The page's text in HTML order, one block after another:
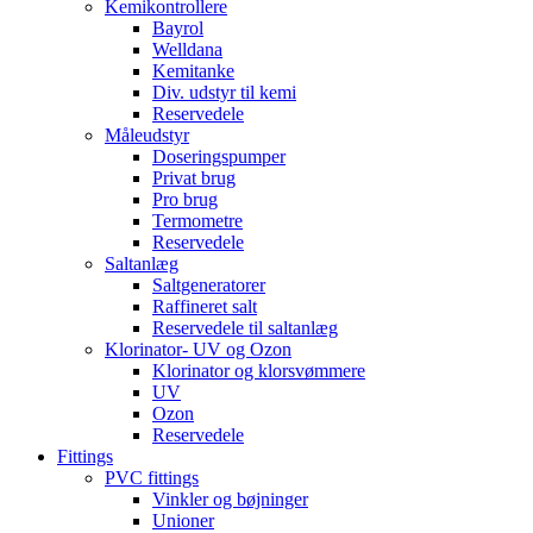
Kemikontrollere
Bayrol
Welldana
Kemitanke
Div. udstyr til kemi
Reservedele
Måleudstyr
Doseringspumper
Privat brug
Pro brug
Termometre
Reservedele
Saltanlæg
Saltgeneratorer
Raffineret salt
Reservedele til saltanlæg
Klorinator- UV og Ozon
Klorinator og klorsvømmere
UV
Ozon
Reservedele
Fittings
PVC fittings
Vinkler og bøjninger
Unioner